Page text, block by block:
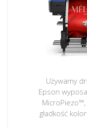
Używamy
Epson
gładkość